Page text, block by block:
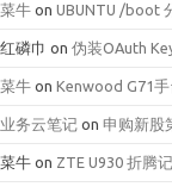
菜牛 on UBUNTU /boot
红磷巾 on 伪装OAuth
菜牛 on Kenwood G71
业务云笔记 on 申购新股
菜牛 on ZTE U930 折腾记